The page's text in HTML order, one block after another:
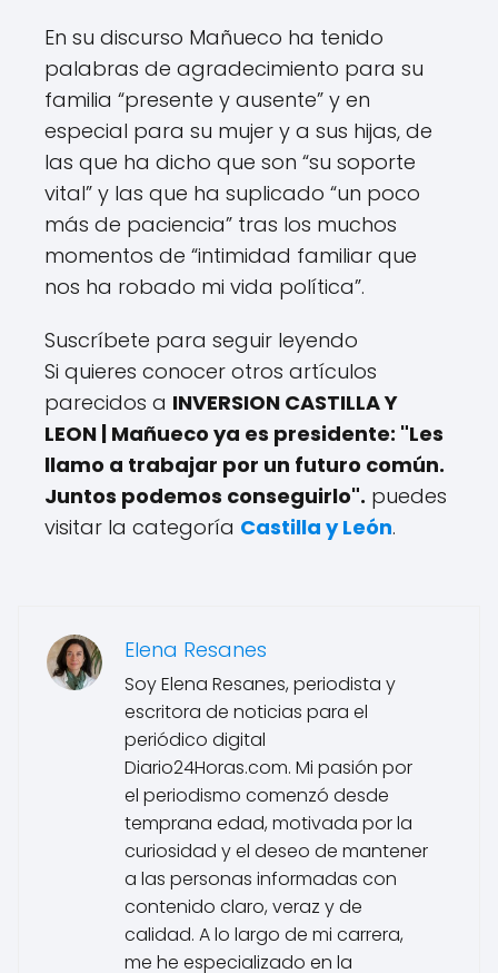
En su discurso Mañueco ha tenido
palabras de agradecimiento para su
familia “presente y ausente” y en
especial para su mujer y a sus hijas, de
las que ha dicho que son “su soporte
vital” y las que ha suplicado “un poco
más de paciencia” tras los muchos
momentos de “intimidad familiar que
nos ha robado mi vida política”.
Suscríbete para seguir leyendo
Si quieres conocer otros artículos
parecidos a INVERSION CASTILLA Y
LEON | Mañueco ya es presidente: "Les
llamo a trabajar por un futuro común.
Juntos podemos conseguirlo". puedes
visitar la categoría Castilla y León.
Elena Resanes
Soy Elena Resanes, periodista y
escritora de noticias para el
periódico digital
Diario24Horas.com. Mi pasión por
el periodismo comenzó desde
temprana edad, motivada por la
curiosidad y el deseo de mantener
a las personas informadas con
contenido claro, veraz y de
calidad. A lo largo de mi carrera,
me he especializado en la